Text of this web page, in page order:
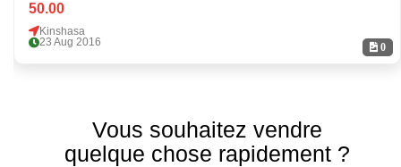
0
50.00
Kinshasa
23 Aug 2016
Vous souhaitez vendre
quelque chose rapidement ?